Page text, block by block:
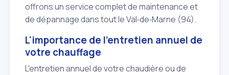
offrons un service complet de maintenance et
de dépannage dans tout le Val‑de‑Marne (94).
L'importance de l'entretien annuel de
votre chauffage
L'entretien annuel de votre chaudière ou de